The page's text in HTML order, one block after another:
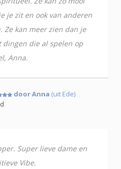
je zit en ook van anderen
Ze kan meer zien dan je
dingen die al spelen op
Anna.
door Anna (uit Ede)
Super lieve dame en
Vibe.